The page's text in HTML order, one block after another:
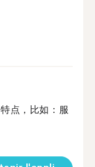
点，比如：服